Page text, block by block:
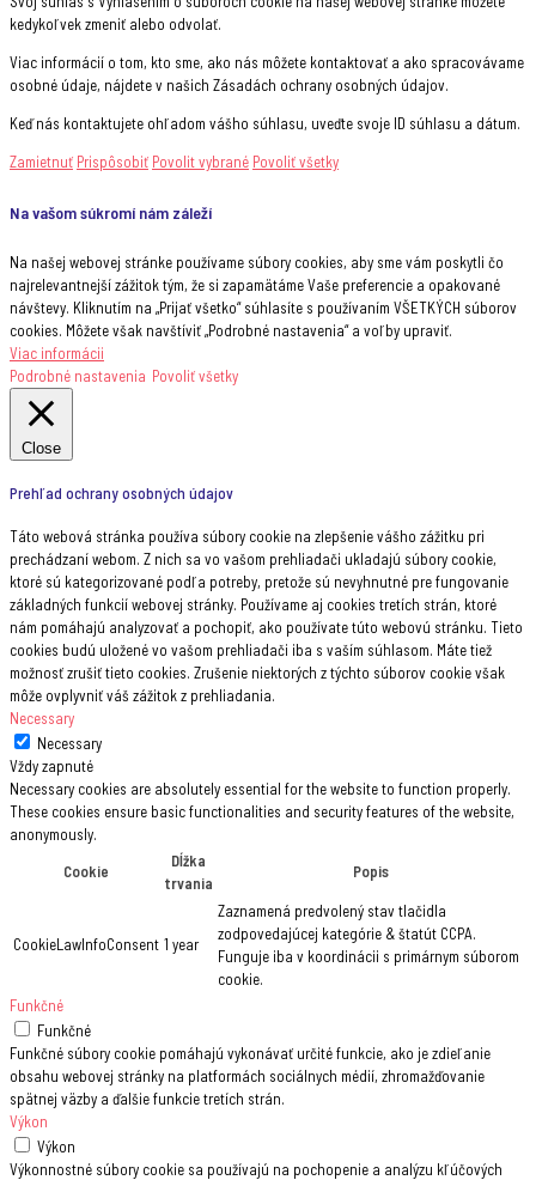
kedykoľvek zmeniť alebo odvolať.
Viac informácií o tom, kto sme, ako nás môžete kontaktovať a ako spracovávame
osobné údaje, nájdete v našich Zásadách ochrany osobných údajov.
Keď nás kontaktujete ohľadom vášho súhlasu, uveďte svoje ID súhlasu a dátum.
Zamietnuť Prispôsobiť Povolit vybrané Povoliť všetky
Na vašom súkromí nám záleží
Na našej webovej stránke používame súbory cookies, aby sme vám poskytli čo
najrelevantnejší zážitok tým, že si zapamätáme Vaše preferencie a opakované
návštevy. Kliknutím na „Prijať všetko“ súhlasíte s používaním VŠETKÝCH súborov
cookies. Môžete však navštíviť „Podrobné nastavenia“ a voľby upraviť.
Viac informácii
Podrobné nastavenia Povoliť všetky
Close
Prehľad ochrany osobných údajov
Táto webová stránka používa súbory cookie na zlepšenie vášho zážitku pri
prechádzaní webom. Z nich sa vo vašom prehliadači ukladajú súbory cookie,
ktoré sú kategorizované podľa potreby, pretože sú nevyhnutné pre fungovanie
základných funkcií webovej stránky. Používame aj cookies tretích strán, ktoré
nám pomáhajú analyzovať a pochopiť, ako používate túto webovú stránku. Tieto
cookies budú uložené vo vašom prehliadači iba s vaším súhlasom. Máte tiež
možnosť zrušiť tieto cookies. Zrušenie niektorých z týchto súborov cookie však
môže ovplyvniť váš zážitok z prehliadania.
Necessary
Necessary
Vždy zapnuté
Necessary cookies are absolutely essential for the website to function properly.
These cookies ensure basic functionalities and security features of the website,
anonymously.
Cookie
Dĺžka
trvania
Popis
CookieLawInfoConsent 1 year
Zaznamená predvolený stav tlačidla
zodpovedajúcej kategórie & štatút CCPA.
Funguje iba v koordinácii s primárnym súborom
cookie.
Funkčné
Funkčné
Funkčné súbory cookie pomáhajú vykonávať určité funkcie, ako je zdieľanie
obsahu webovej stránky na platformách sociálnych médií, zhromažďovanie
spätnej väzby a ďalšie funkcie tretích strán.
Výkon
Výkon
Výkonnostné súbory cookie sa používajú na pochopenie a analýzu kľúčových